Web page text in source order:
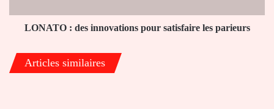
LONATO : des innovations pour satisfaire les parieurs
Articles similaires